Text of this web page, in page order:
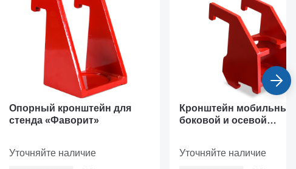
Опорный кронштейн для
стенда «Фаворит»
Уточняйте наличие
Кронштейн мобильный
боковой и осевой
Уточняйте наличие